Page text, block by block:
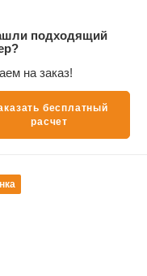
подходящий
на заказ!
бесплатный
расчет